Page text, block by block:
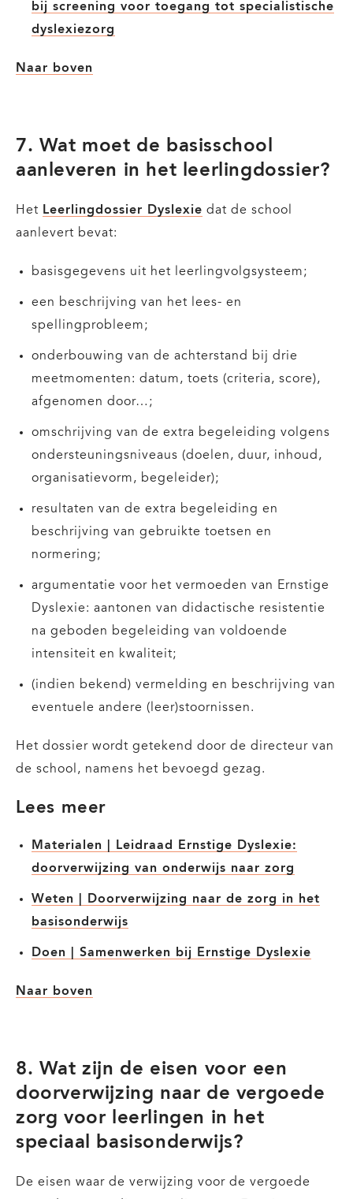
bij screening voor toegang tot specialistische
dyslexiezorg
Naar boven
7. Wat moet de basisschool
aanleveren in het leerlingdossier?
Het Leerlingdossier Dyslexie dat de school
aanlevert bevat:
basisgegevens uit het leerlingvolgsysteem;
een beschrijving van het lees- en
spellingprobleem;
onderbouwing van de achterstand bij drie
meetmomenten: datum, toets (criteria, score),
afgenomen door…;
omschrijving van de extra begeleiding volgens
ondersteuningsniveaus (doelen, duur, inhoud,
organisatievorm, begeleider);
resultaten van de extra begeleiding en
beschrijving van gebruikte toetsen en
normering;
argumentatie voor het vermoeden van Ernstige
Dyslexie: aantonen van didactische resistentie
na geboden begeleiding van voldoende
intensiteit en kwaliteit;
(indien bekend) vermelding en beschrijving van
eventuele andere (leer)stoornissen.
Het dossier wordt getekend door de directeur van
de school, namens het bevoegd gezag.
Lees meer
Materialen | Leidraad Ernstige Dyslexie:
doorverwijzing van onderwijs naar zorg
Weten | Doorverwijzing naar de zorg in het
basisonderwijs
Doen | Samenwerken bij Ernstige Dyslexie
Naar boven
8. Wat zijn de eisen voor een
doorverwijzing naar de vergoede
zorg voor leerlingen in het
speciaal basisonderwijs?
De eisen waar de verwijzing voor de vergoede